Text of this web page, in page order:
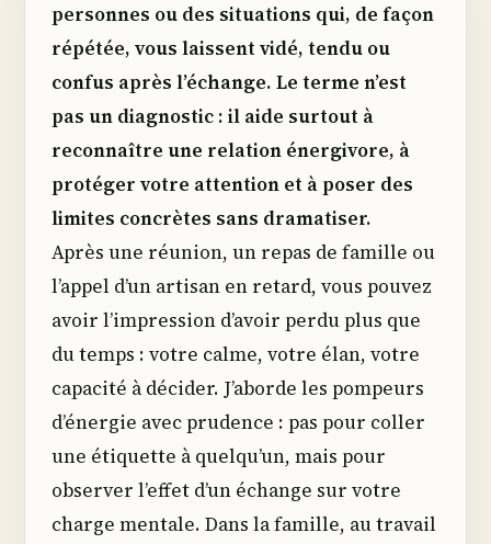
personnes ou des situations qui, de façon
répétée, vous laissent vidé, tendu ou
confus après l’échange. Le terme n’est
pas un diagnostic : il aide surtout à
reconnaître une relation énergivore, à
protéger votre attention et à poser des
limites concrètes sans dramatiser.
Après une réunion, un repas de famille ou
l’appel d’un artisan en retard, vous pouvez
avoir l’impression d’avoir perdu plus que
du temps : votre calme, votre élan, votre
capacité à décider. J’aborde les pompeurs
d’énergie avec prudence : pas pour coller
une étiquette à quelqu’un, mais pour
observer l’effet d’un échange sur votre
charge mentale. Dans la famille, au travail